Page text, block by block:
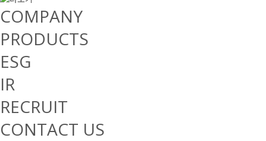
COMPANY
PRODUCTS
ESG
IR
RECRUIT
CONTACT US